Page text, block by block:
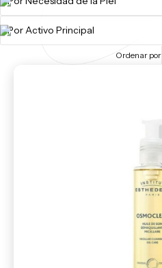
Ordenar por